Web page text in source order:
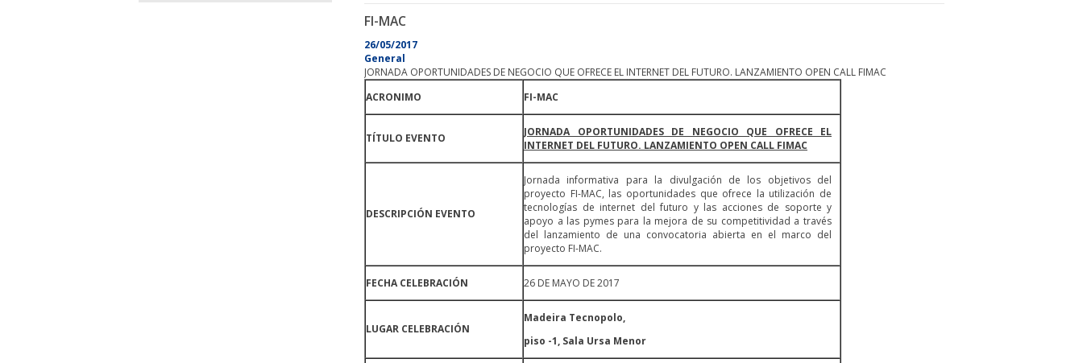
FI-MAC
26/05/2017
General
JORNADA OPORTUNIDADES DE NEGOCIO QUE OFRECE EL INTERNET DEL FUTURO. LANZAMIENTO OPEN CALL FIMAC
ACRONIMO
FI-MAC
TÍTULO EVENTO
JORNADA OPORTUNIDADES DE NEGOCIO QUE OFRECE EL
INTERNET DEL FUTURO. LANZAMIENTO OPEN CALL FIMAC
DESCRIPCIÓN EVENTO
Jornada informativa para la divulgación de los objetivos del
proyecto FI-MAC, las oportunidades que ofrece la utilización de
tecnologías de internet del futuro y las acciones de soporte y
apoyo a las pymes para la mejora de su competitividad a través
del lanzamiento de una convocatoria abierta en el marco del
proyecto FI-MAC.
FECHA CELEBRACIÓN 26 DE MAYO DE 2017
LUGAR CELEBRACIÓN
Madeira Tecnopolo,
piso -1, Sala Ursa Menor